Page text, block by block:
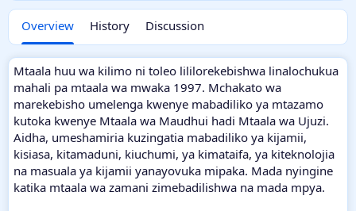
Overview History Discussion
Mtaala huu wa kilimo ni toleo lililorekebishwa linalochukua
mahali pa mtaala wa mwaka 1997. Mchakato wa
marekebisho umelenga kwenye mabadiliko ya mtazamo
kutoka kwenye Mtaala wa Maudhui hadi Mtaala wa Ujuzi.
Aidha, umeshamiria kuzingatia mabadiliko ya kijamii,
kisiasa, kitamaduni, kiuchumi, ya kimataifa, ya kiteknolojia
na masuala ya kijamii yanayovuka mipaka. Mada nyingine
katika mtaala wa zamani zimebadilishwa na mada mpya.